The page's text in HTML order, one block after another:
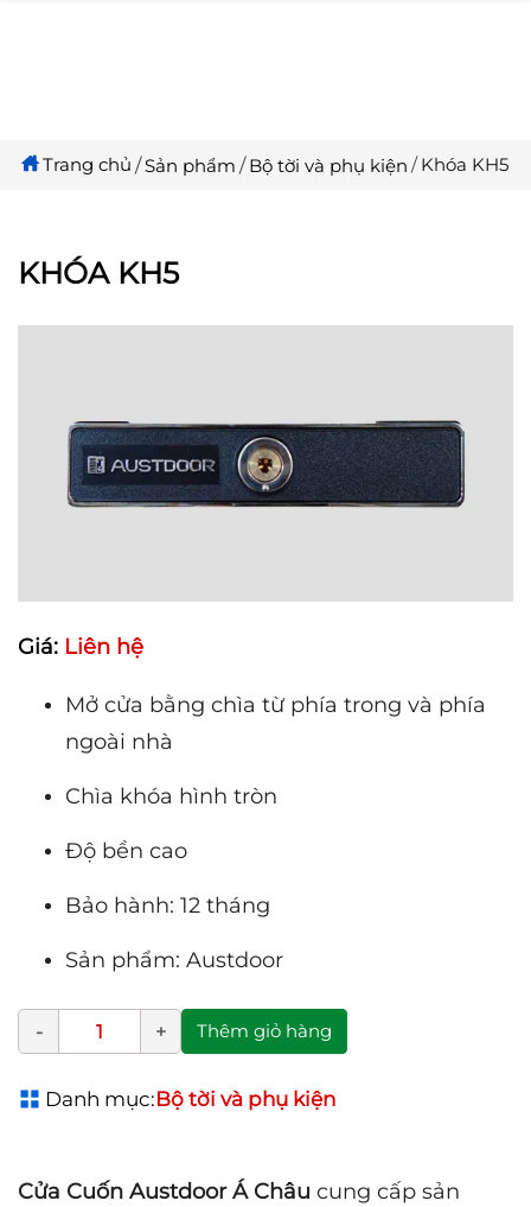
Trang chủ Sản phẩm Bộ tời và phụ kiện Khóa KH5
KHÓA KH5
Giá: Liên hệ
Mở cửa bằng chìa từ phía trong và phía
ngoài nhà
Chìa khóa hình tròn
Độ bền cao
Bảo hành: 12 tháng
Sản phẩm: Austdoor
Thêm giỏ hàng
Danh mục:Bộ tời và phụ kiện
Cửa Cuốn Austdoor Á Châu cung cấp sản